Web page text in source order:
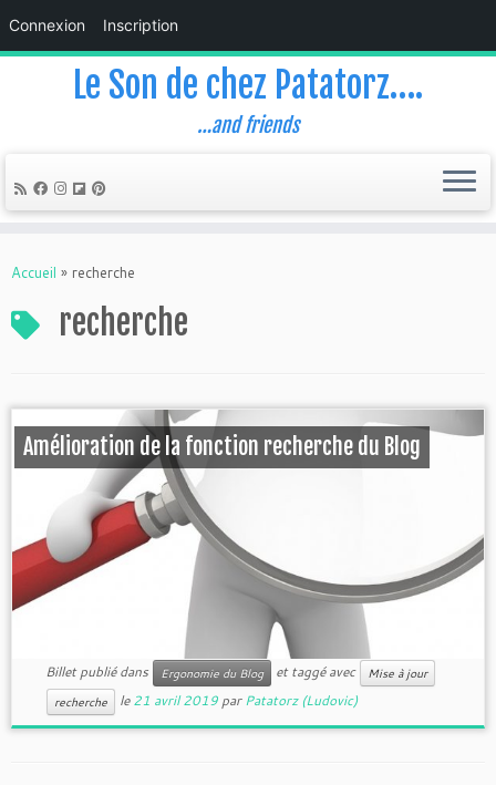
Connexion Inscription
Le Son de chez Patatorz….
…and friends
Accueil » recherche
recherche
Amélioration de la fonction recherche du Blog
Billet publié dans Ergonomie du Blog et taggé avec
Mise à jour
recherche
le21 avril 2019 parPatatorz (Ludovic)